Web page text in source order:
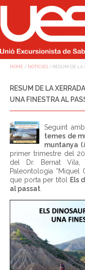
HOME / NOTÍCIES / RESUM DE LA
RESUM DE LA
UNA FINESTRA AL
Seguint
temes de
muntanya (
primer trimestre del
del Dr. Bernat Vila,
Paleontologia “Miquel
que porta per títol
Els
al passat